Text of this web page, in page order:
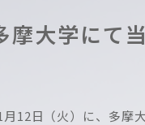
摩大学にて
月12日（火）に、多摩